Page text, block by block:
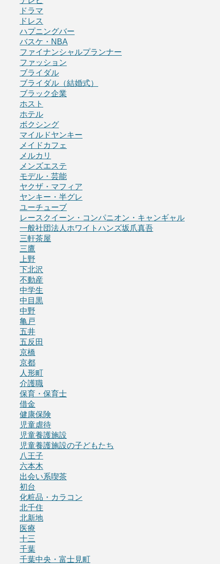
ドラマ
ドレス
ハプニングバー
バスケ・NBA
ファイナンシャルプランナー
ファッション
ブライダル
ブライダル（結婚式）
ブラック企業
ホスト
ホテル
ボクシング
マイルドヤンキー
メイドカフェ
メルカリ
メンズエステ
モデル・芸能
ヤクザ・マフィア
ヤンキー・半グレ
ユーチューブ
レースクイーン・コンパニオン・キャンギャル
一般社団法人ホワイトハンズ坂爪真吾
三軒茶屋
三鷹
上野
下北沢
不動産
中学生
中目黒
中野
亀戸
五井
五反田
京橋
京都
人形町
介護職
保育・保育士
借金
健康保険
児童虐待
児童養護施設
児童養護施設の子どもたち
八王子
六本木
出会い系喫茶
初台
化粧品・カラコン
北千住
北新地
医療
十三
千葉
千葉中央・富士見町